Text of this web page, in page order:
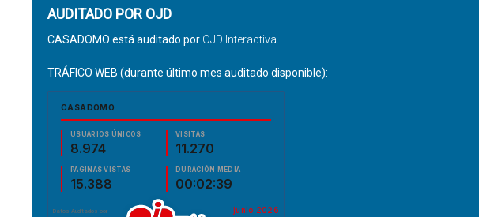
AUDITADO POR OJD
CASADOMO está auditado por OJD Interactiva
TRÁFICO WEB (durante último mes auditado disponible):